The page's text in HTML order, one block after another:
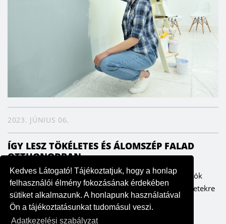
Kedves Látogató! Tájékoztatjuk, hogy a honlap
felhasználói élmény fokozásának érdekében
sütiket alkalmazunk. A honlapunk használatával
Ön a tájékoztatásunkat tudomásul veszi.
Adatkezelési szabályzat
2023. JÚNIUS 06.
ÍGY LESZ TÖKÉLETES ÉS ÁLOMSZÉP FALAD
OTTHONODBAN
A falak meghatározzák az enteriőrt, ezáltal pedig a lakók
hangulatát is. Fontos ezért, hogy odafigyeljünk a részletekre
– szerencsére költség- és időhatékonyan is ki lehet...